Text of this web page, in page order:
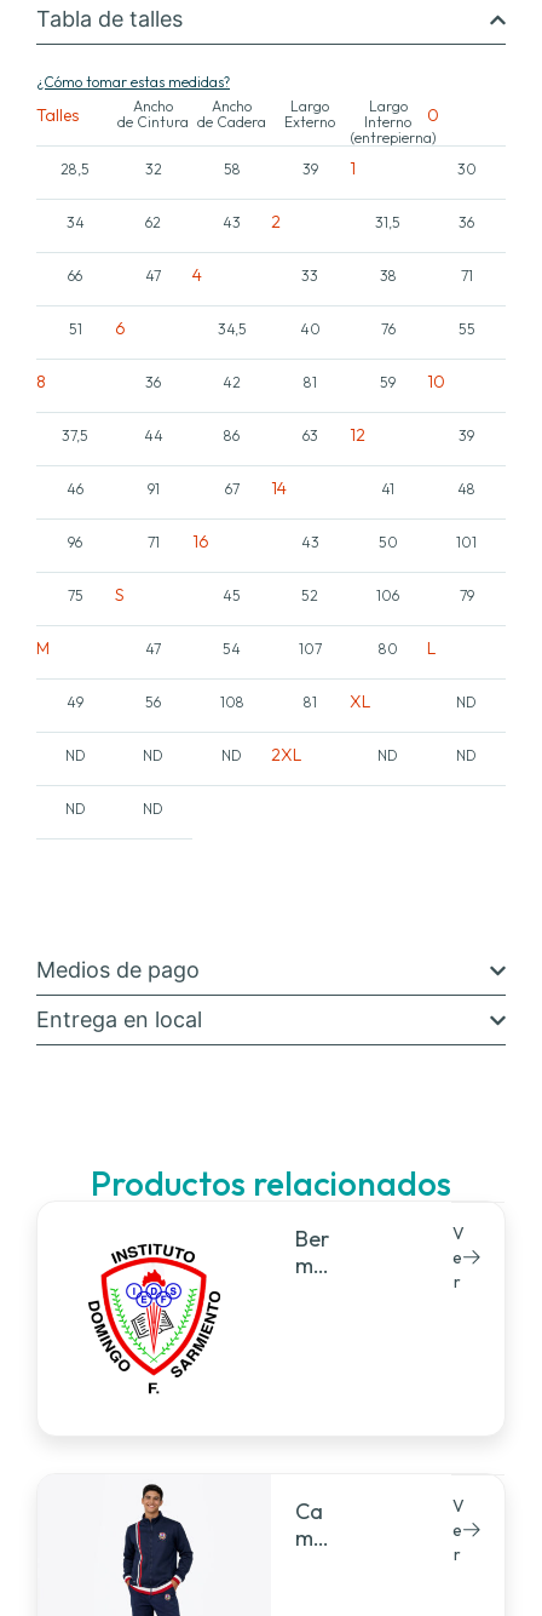
Tabla de talles
¿Cómo tomar estas medidas?
Talles
Ancho
de Cintura
Ancho
de Cadera
Largo
Externo
Largo
Interno
(entrepierna)
0
28,5 32 58 39 1 30
34 62 43 2 31,5 36
66 47 4 33 38 71
51 6 34,5 40 76 55
8 36 42 81 59 10
37,5 44 86 63 12 39
46 91 67 14 41 48
96 71 16 43 50 101
75 S 45 52 106 79
M 47 54 107 80 L
49 56 108 81 XL ND
ND ND ND 2XL ND ND
ND ND
Medios de pago
Entrega en local
Productos relacionados
Ber
mu
V
e
r
Ca
mp
V
e
r